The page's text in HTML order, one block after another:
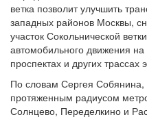
ветка позволит улучшить
западных районов Москвы,
участок Сокольнической
автомобильного движения
проспектах и других трассах
По словам Сергея
протяженным радиусом
Солнцево, Переделкино и